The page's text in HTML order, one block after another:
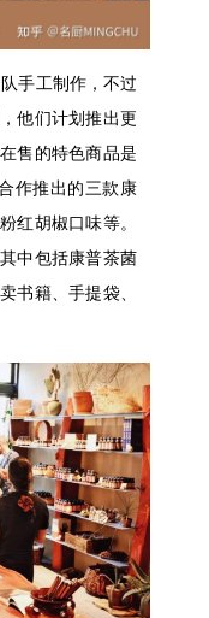
手工制作，不过
他们计划推出更
售的特色商品是
作推出的三款康
红胡椒口味等。
中包括康普茶菌
书籍、手提袋、